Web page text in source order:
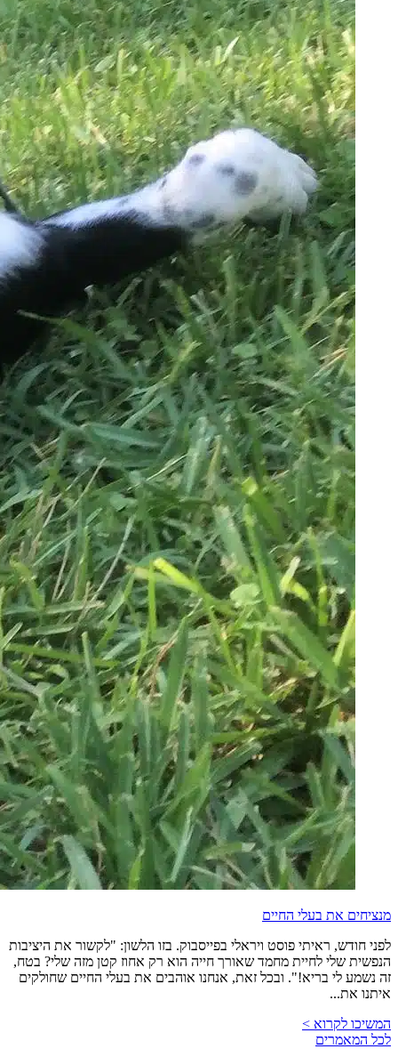
מנציחים את בעלי החיים
לפני חודש, ראיתי פוסט ויראלי בפייסבוק. בזו הלשון: "לקשור את היציבות
הנפשית שלי לחיית מחמד שאורך חייה הוא רק אחוז קטן מזה שלי? בטח,
זה נשמע לי בריא!". ובכל זאת, אנחנו אוהבים את בעלי החיים שחולקים
איתנו את...
המשיכו לקרוא >
לכל המאמרים